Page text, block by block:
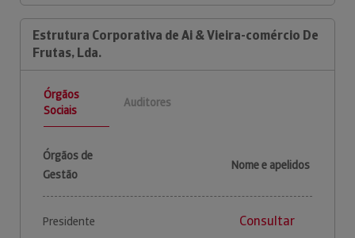
Estrutura Corporativa de Ai & Vieira-comércio De
Frutas, Lda.
Órgãos
Sociais
Auditores
Órgãos de
Gestão
Nome e apelidos
Presidente Consultar